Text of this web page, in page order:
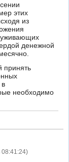
этих
из
денежной
принять
необходимо
08:41:24)